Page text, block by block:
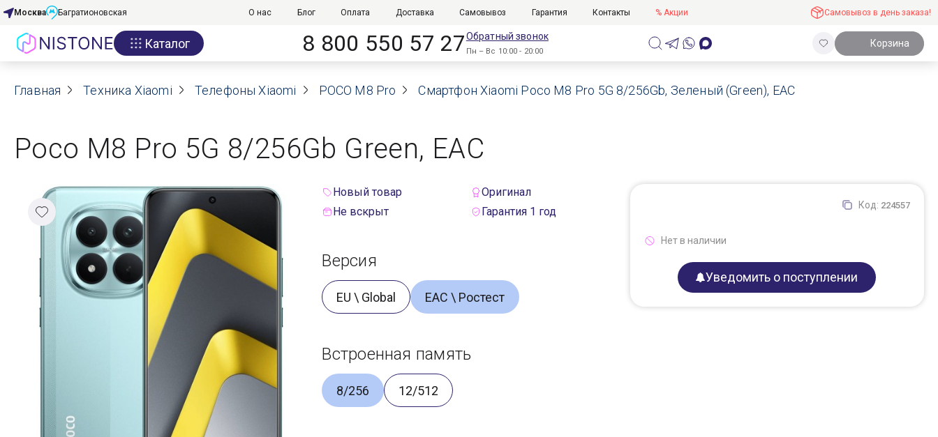
Акции
О нас
Реквизиты
Контакты
Гарантия
Trade-In
Москва Багратионовская О нас Блог Оплата Доставка Самовывоз Гарантия Контакты % Акции Самовывоз в день заказа!
Каталог 8 800 550 57 27Обратный звонок
Пн – Вс 10:00 - 20:00
Корзина
Главная Техника Xiaomi Телефоны Xiaomi POCO M8 Pro Смартфон Xiaomi Poco M8 Pro 5G 8/256Gb, Зеленый (Green), EAC
Poco M8 Pro 5G 8/256Gb Green, EAC
Новый товар
Оригинал
Не вскрыт
Гарантия 1 год
Версия
EU \ Global ЕАС \ Ростест
Встроенная память
8/256 12/512
Код: 224557
Нет в наличии
Уведомить о поступлении